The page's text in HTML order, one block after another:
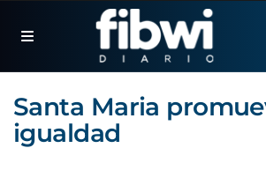
Santa Maria
igualdad